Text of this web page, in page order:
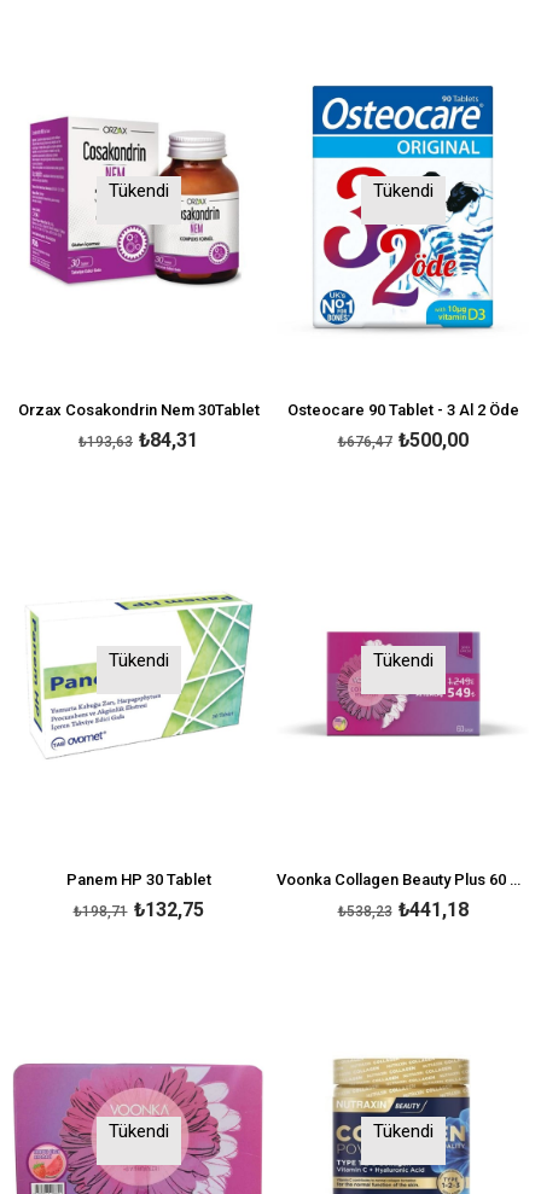
Tükendi
Orzax Cosakondrin Nem 30Tablet
₺84,31
₺193,63
Tükendi
Osteocare 90 Tablet - 3 Al 2 Öde
₺500,00
₺676,47
Tükendi
Panem HP 30 Tablet
₺132,75
₺198,71
Tükendi
Voonka Collagen Beauty Plus 60 Saşe
₺441,18
₺538,23
Tükendi Tükendi